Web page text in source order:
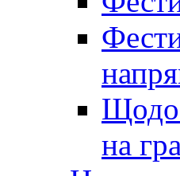
Щодо
на